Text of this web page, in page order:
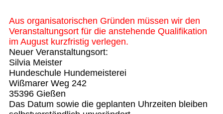
Aus organisatorischen Gründen müssen wir den
Veranstaltungsort für die anstehende Qualifikation
im August kurzfristig verlegen.
Neuer Veranstaltungsort:
Silvia Meister
Hundeschule Hundemeisterei
Wißmarer Weg 242
35396 Gießen
Das Datum sowie die geplanten Uhrzeiten bleiben